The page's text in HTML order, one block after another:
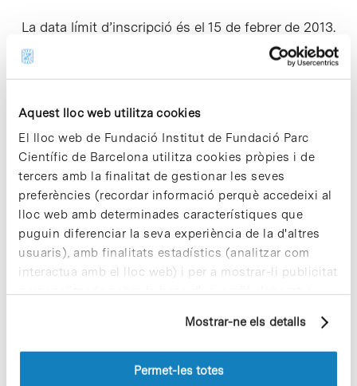
Aquest lloc web utilitza cookies
El lloc web de Fundació Institut de Fundació Parc
Científic de Barcelona utilitza cookies pròpies i de
tercers amb la finalitat de gestionar les seves
preferències (recordar informació perquè accedeixi al
lloc web amb determinades característiques que
puguin diferenciar la seva experiència de la d'altres
usuaris), amb finalitats estadístics (analitzar com
interactua amb el lloc web) i per a mostrar-li publicitat
personalitzada sobre la base d'un perfil elaborat a
pàgines visitades). Per a obtenir més informació sobre
les cookies pot consultar laPolítica de cookiesdel
Mostrar-ne els detalls
Permet-les totes
La data límit d’inscripció és el 15 de febrer de 2013.
Per a més informacio [+]
Share Share
Notícies més vistes
Vacances responsables en temps